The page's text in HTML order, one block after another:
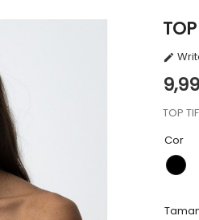

TOP
Cor